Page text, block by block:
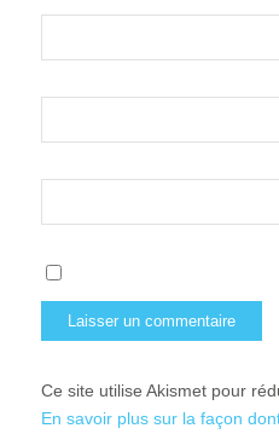
Ce site utilise Akismet pour
En savoir plus sur la façon